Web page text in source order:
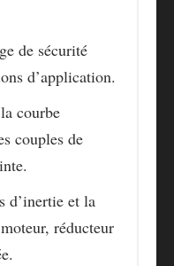
de sécurité
d’application.
courbe
couples de
d’inertie et la
réducteur